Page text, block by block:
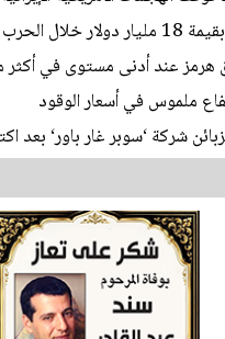
النار
هرمز عند أدنى مستوى في
ملموس في أسعار الوقود